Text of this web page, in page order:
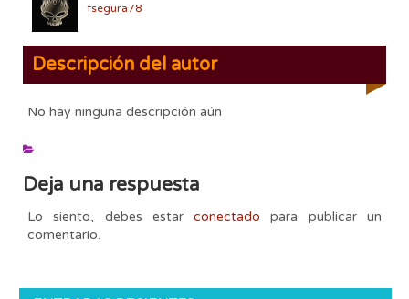
fsegura78
Descripción del autor
No hay ninguna descripción aún
Deja una respuesta
Lo siento, debes estarconectado para publicar un
comentario.